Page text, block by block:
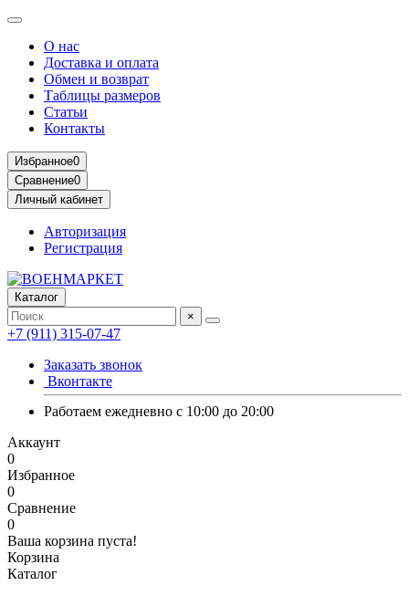
О нас
Доставка и оплата
Обмен и возврат
Таблицы размеров
Статьи
Контакты
Избранное0
Сравнение0
Личный кабинет
Авторизация
Регистрация
Каталог
×
+7 (911) 315-07-47
Заказать звонок
Вконтакте
Работаем ежедневно с 10:00 до 20:00
Аккаунт
0
Избранное
0
Сравнение
0
Ваша корзина пуста!
Корзина
Каталог